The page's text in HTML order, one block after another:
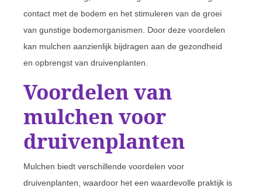
contact met de bodem en het stimuleren van de groei
van gunstige bodemorganismen. Door deze voordelen
kan mulchen aanzienlijk bijdragen aan de gezondheid
en opbrengst van druivenplanten.
Voordelen van
mulchen voor
druivenplanten
Mulchen biedt verschillende voordelen voor
druivenplanten, waardoor het een waardevolle praktijk is